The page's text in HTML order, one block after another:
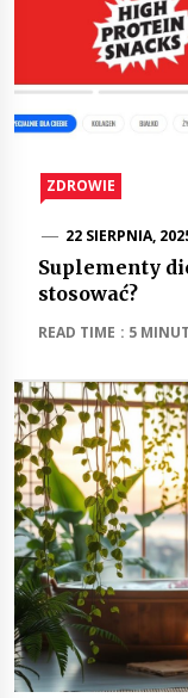
ZDROWIE
22 SIERPNIA,
Suplementy
stosować?
READ TIME : 5